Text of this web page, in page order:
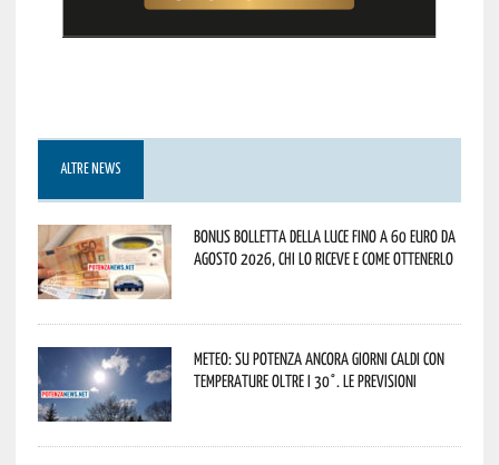
ALTRE NEWS
Bonus bolletta della luce fino a 60 euro da
agosto 2026, chi lo riceve e come ottenerlo
Meteo: su Potenza ancora giorni caldi con
temperature oltre i 30°. Le previsioni